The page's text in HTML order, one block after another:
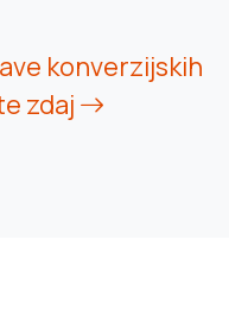
konverzijskih
zdaj